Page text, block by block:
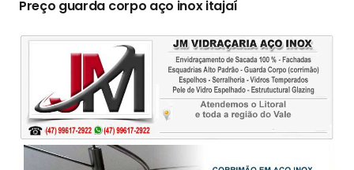
Preço guarda corpo aço inox itajaí